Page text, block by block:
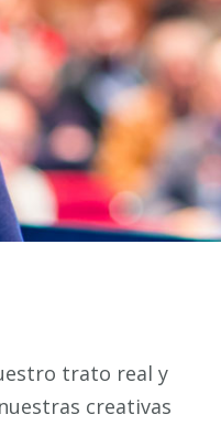
trato real y
creativas